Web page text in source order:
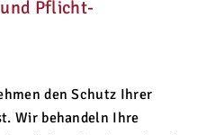
und Pflicht­
den Schutz Ihrer
Wir behandeln Ihre